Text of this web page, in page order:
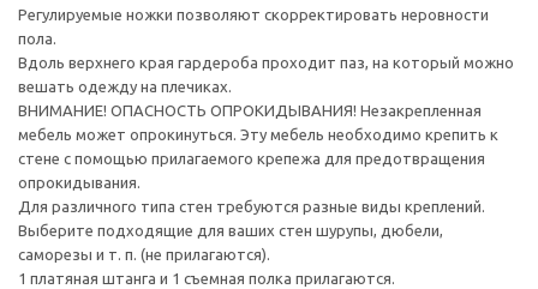
Регулируемые ножки позволяют скорректировать неровности
пола.
Вдоль верхнего края гардероба проходит паз, на который можно
вешать одежду на плечиках.
ВНИМАНИЕ! ОПАСНОСТЬ ОПРОКИДЫВАНИЯ! Незакрепленная
мебель может опрокинуться. Эту мебель необходимо крепить к
стене с помощью прилагаемого крепежа для предотвращения
опрокидывания.
Для различного типа стен требуются разные виды креплений.
Выберите подходящие для ваших стен шурупы, дюбели,
саморезы и т. п. (не прилагаются).
1 платяная штанга и 1 съемная полка прилагаются.